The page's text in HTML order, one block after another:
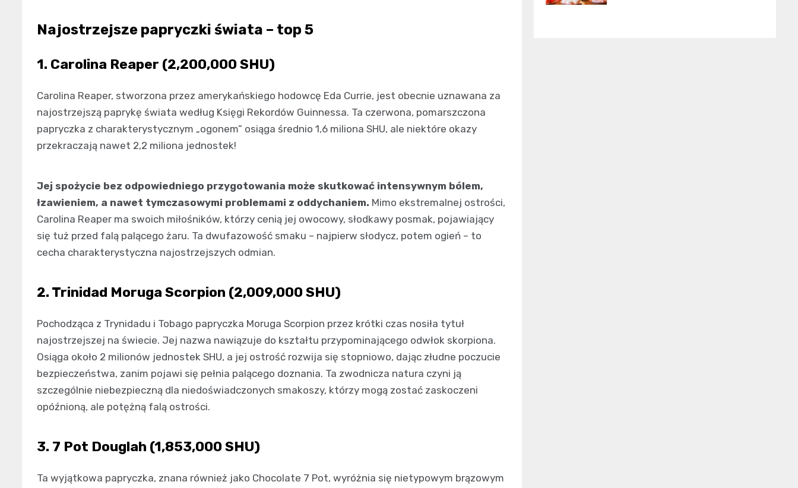
Najostrzejsze papryczki świata – top 5
1. Carolina Reaper (2,200,000 SHU)
Carolina Reaper, stworzona przez amerykańskiego hodowcę Eda Currie, jest obecnie uznawana za
najostrzejszą paprykę świata według Księgi Rekordów Guinnessa. Ta czerwona, pomarszczona
papryczka z charakterystycznym „ogonem” osiąga średnio 1,6 miliona SHU, ale niektóre okazy
przekraczają nawet 2,2 miliona jednostek!
Jej spożycie bez odpowiedniego przygotowania może skutkować intensywnym bólem,
łzawieniem, a nawet tymczasowymi problemami z oddychaniem. Mimo ekstremalnej ostrości,
Carolina Reaper ma swoich miłośników, którzy cenią jej owocowy, słodkawy posmak, pojawiający
się tuż przed falą palącego żaru. Ta dwufazowość smaku – najpierw słodycz, potem ogień – to
cecha charakterystyczna najostrzejszych odmian.
2. Trinidad Moruga Scorpion (2,009,000 SHU)
Pochodząca z Trynidadu i Tobago papryczka Moruga Scorpion przez krótki czas nosiła tytuł
najostrzejszej na świecie. Jej nazwa nawiązuje do kształtu przypominającego odwłok skorpiona.
Osiąga około 2 milionów jednostek SHU, a jej ostrość rozwija się stopniowo, dając złudne poczucie
bezpieczeństwa, zanim pojawi się pełnia palącego doznania. Ta zwodnicza natura czyni ją
szczególnie niebezpieczną dla niedoświadczonych smakoszy, którzy mogą zostać zaskoczeni
opóźnioną, ale potężną falą ostrości.
3. 7 Pot Douglah (1,853,000 SHU)
Ta wyjątkowa papryczka, znana również jako Chocolate 7 Pot, wyróżnia się nietypowym brązowym